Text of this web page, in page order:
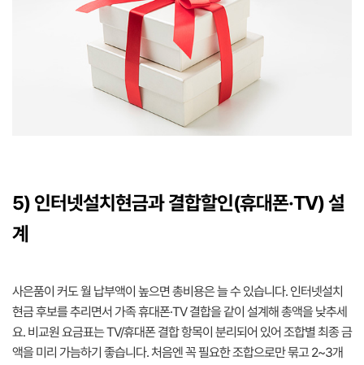
5) 인터넷설치현금과 결합할인(휴대폰·TV) 설
계
사은품이 커도 월 납부액이 높으면 총비용은 늘 수 있습니다. 인터넷설치
현금 후보를 추리면서 가족 휴대폰·TV 결합을 같이 설계해 총액을 낮추세
요. 비교원 요금표는 TV/휴대폰 결합 항목이 분리되어 있어 조합별 최종 금
액을 미리 가늠하기 좋습니다. 처음엔 꼭 필요한 조합으로만 묶고 2~3개